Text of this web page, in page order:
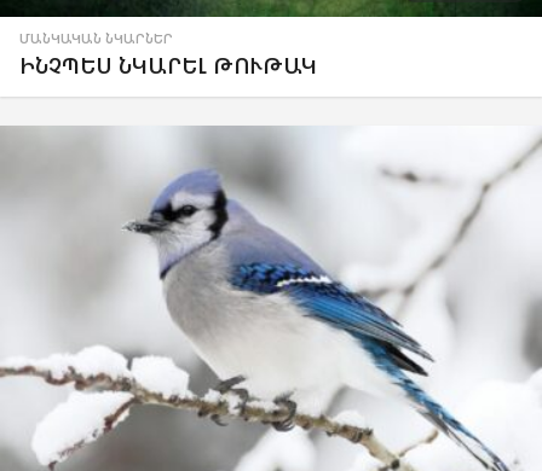
ՄԱՆԿԱԿԱՆ ՆԿԱՐՆԵՐ
ԻՆՉՊԵՍ ՆԿԱՐԵԼ ԹՈՒԹԱԿ